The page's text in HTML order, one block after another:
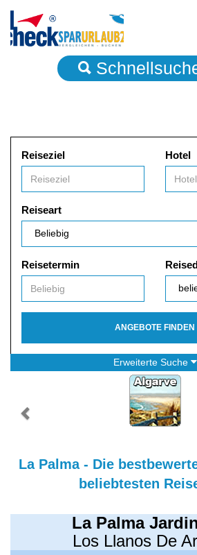
Reiseziel Hotel
Reiseart
Reisetermin
ANGEBOTE FINDEN
Erweiterte Suche
La Palma - Die
beliebtesten
La Palma
Los Llanos De